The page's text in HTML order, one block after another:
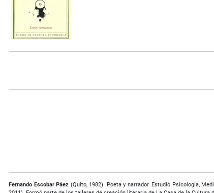
Fernando Escobar Páez (Quito, 1982). Poeta y narrador. Estudió Psicología,